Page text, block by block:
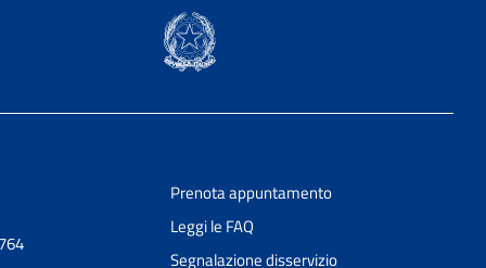
Prenota appuntamento
Leggi le FAQ
Segnalazione disservizio